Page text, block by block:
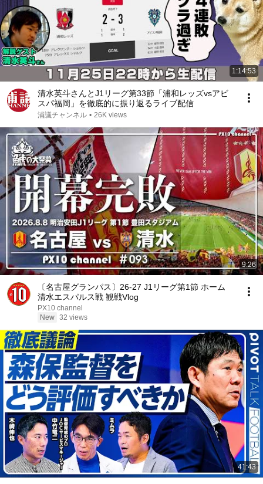
1:14:53
清水英斗さんとJ1リーグ第33節「浦和レッズvsアビ
スパ福岡」を徹底的に振り返るライブ配信
浦議チャンネル • 26K views
9:26
〔名古屋グランパス〕26-27 J1リーグ第1節 ホーム
清水エスパルス戦 観戦Vlog
PX10 channel
New 32 views
41:43